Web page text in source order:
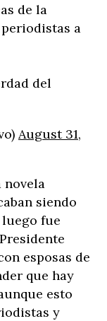
de la
a
del
August 31,
novela
siendo
fue
esposas de
que hay
esto
y